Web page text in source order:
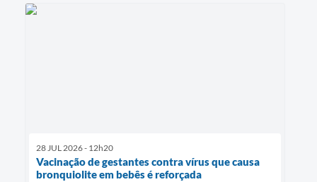
28 JUL 2026 - 12h20
Vacinação de gestantes contra vírus que causa
bronquiolite em bebês é reforçada